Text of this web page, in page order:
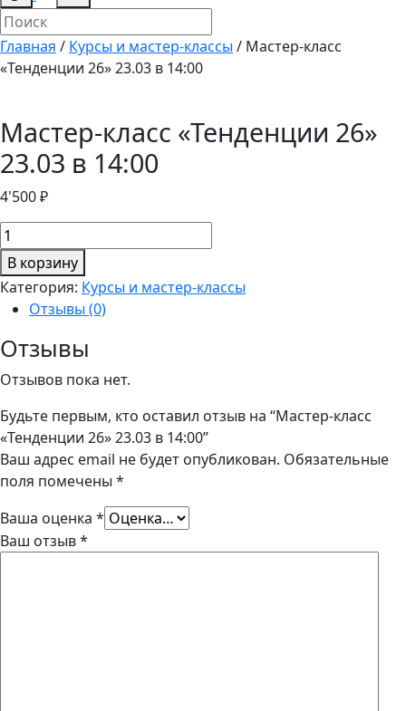
Главная / Курсы и мастер-классы / Мастер-класс
«Тенденции 26» 23.03 в 14:00
Мастер-класс «Тенденции 26»
23.03 в 14:00
4'500₽
Количество
товара
Мастер-
класс
"Тенденции
26"
23.03
в
14:00
В корзину
Категория: Курсы и мастер-классы
Отзывы (0)
Отзывы
Отзывов пока нет.
Будьте первым, кто оставил отзыв на “Мастер-класс
«Тенденции 26» 23.03 в 14:00”
Ваш адрес email не будет опубликован. Обязательные
поля помечены *
Ваша оценка *
Ваш отзыв*